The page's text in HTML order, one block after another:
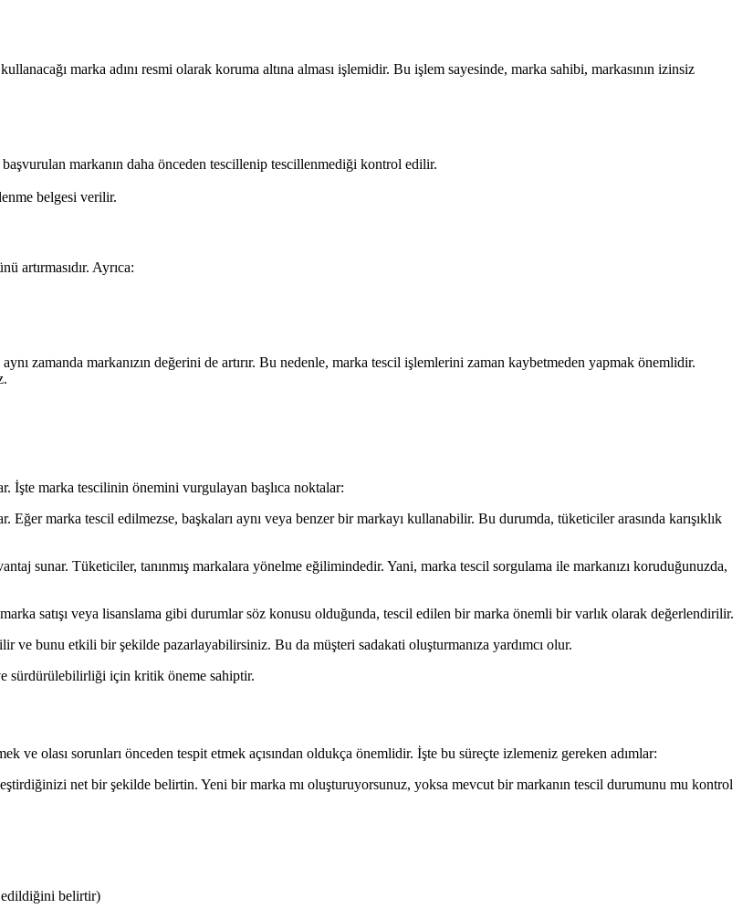
marka adını resmi olarak koruma altına alması işlemidir. Bu işlem sayesinde, marka sahibi, markasının izinsiz
başvurulan markanın daha önceden tescillenip tescillenmediği kontrol edilir.
belgesi verilir.
artırmasıdır. Ayrıca:
zamanda markanızın değerini de artırır. Bu nedenle, marka tescil işlemlerini zaman kaybetmeden yapmak önemlidir.
İşte marka tescilinin önemini vurgulayan başlıca noktalar:
marka tescil edilmezse, başkaları aynı veya benzer bir markayı kullanabilir. Bu durumda, tüketiciler arasında karışıklık
sunar. Tüketiciler, tanınmış markalara yönelme eğilimindedir. Yani, marka tescil sorgulama ile markanızı koruduğunuzda,
satışı veya lisanslama gibi durumlar söz konusu olduğunda, tescil edilen bir marka önemli bir varlık olarak değerlendirilir.
ve bunu etkili bir şekilde pazarlayabilirsiniz. Bu da müşteri sadakati oluşturmanıza yardımcı olur.
sürdürülebilirliği için kritik öneme sahiptir.
ve olası sorunları önceden tespit etmek açısından oldukça önemlidir. İşte bu süreçte izlemeniz gereken adımlar:
net bir şekilde belirtin. Yeni bir marka mı oluşturuyorsunuz, yoksa mevcut bir markanın tescil durumunu mu kontrol
edildiğini belirtir)